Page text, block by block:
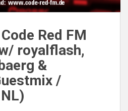
Red FM
royalflash,
&
/